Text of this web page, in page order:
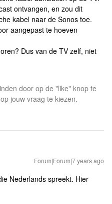
ontvangen, en zou dit
kabel naar de Sonos toe.
aangepast te hoeven
Dus van de TV zelf, niet
door op de "like" knop te
jouw vraag te kiezen.
Forum|Forum|7 years ago
Nederlands spreekt. Hier